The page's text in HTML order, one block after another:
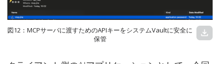
図12：MCPサーバに渡すためのAPIキーをシステムVaultに安全に
保管
download